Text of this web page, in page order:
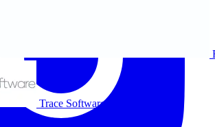
Trace Software